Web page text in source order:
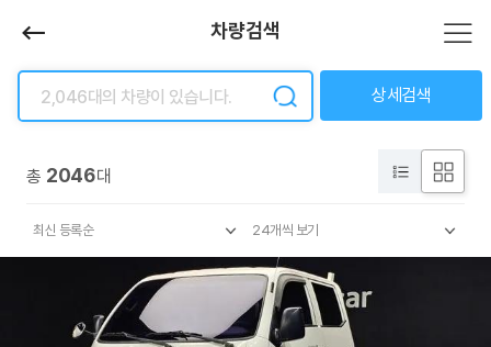
상세검색
차량검색
총 2046대